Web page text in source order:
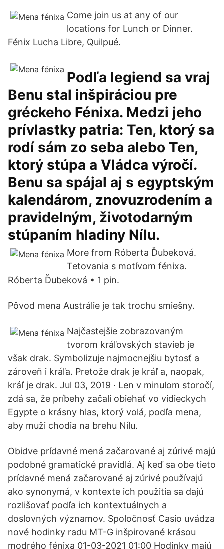
Come join us at any of our
locations for Lunch or Dinner.
Fénix Lucha Libre, Quilpué.
Podľa legiend sa vraj
Benu stal inšpiráciou pre
gréckeho Fénixa. Medzi jeho
prívlastky patria: Ten, ktorý sa
rodí sám zo seba alebo Ten,
ktorý stúpa a Vládca výročí.
Benu sa spájal aj s egyptským
kalendárom, znovuzrodením a
pravidelným, životodarným
stúpaním hladiny Nílu.
More from Róberta Ďubeková.
Tetovania s motívom fénixa.
Róberta Ďubeková • 1 pin.
Pôvod mena Austrálie je tak trochu smiešny.
Najčastejšie zobrazovaným
tvorom kráľovských stavieb je
však drak. Symbolizuje najmocnejšiu bytosť a
zároveň i kráľa. Pretože drak je kráľ a, naopak,
kráľ je drak. Jul 03, 2019 · Len v minulom storočí,
zdá sa, že príbehy začali obiehať vo vidieckych
Egypte o krásny hlas, ktorý volá, podľa mena,
aby muži chodia na brehu Nílu.
Obidve prídavné mená začarované aj zúrivé majú
podobné gramatické pravidlá. Aj keď sa obe tieto
prídavné mená začarované aj zúrivé používajú
ako synonymá, v kontexte ich použitia sa dajú
rozlišovať podľa ich kontextuálnych a
doslovných významov. Spoločnosť Casio uvádza
nové hodinky radu MT-G inšpirované krásou
modrého fénixa 01-03-2021 01:00 Hodinky majú